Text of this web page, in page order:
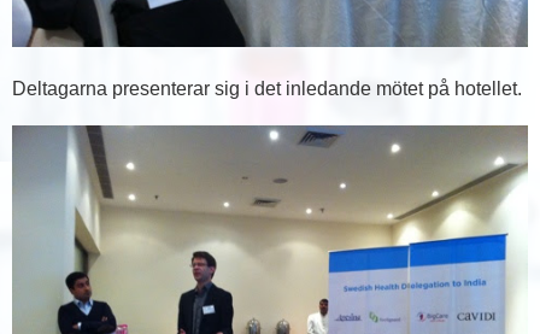
Deltagarna presenterar sig i det inledande mötet på hotellet.